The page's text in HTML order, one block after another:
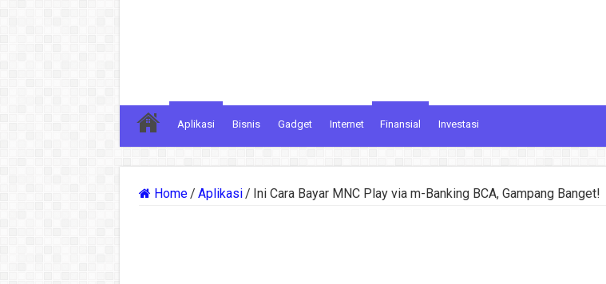
Aplikasi Bisnis Gadget Internet Finansial Investasi
Home/ Aplikasi/ Ini Cara Bayar MNC Play via m-Banking BCA, Gampang Banget!